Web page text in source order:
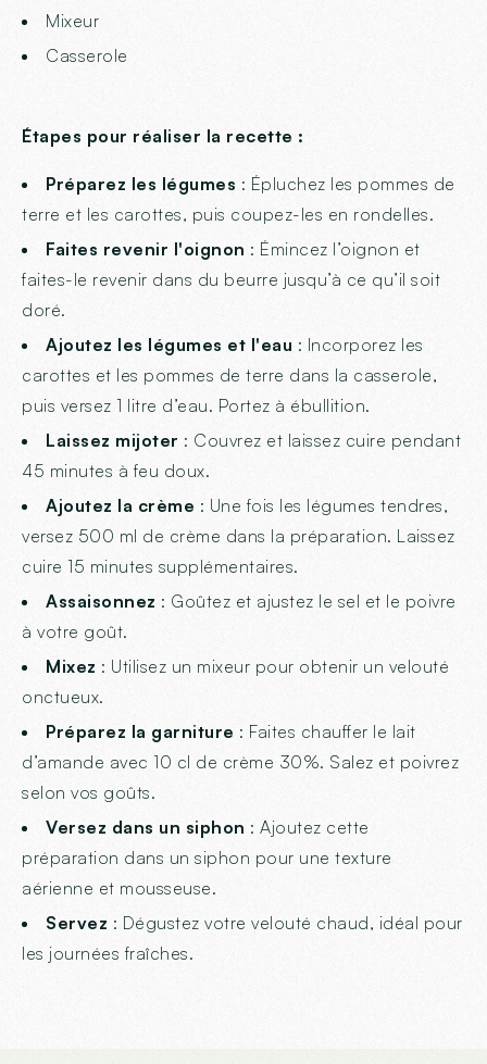
Mixeur
Casserole
Étapes pour réaliser la recette :
Préparez les légumes : Épluchez les pommes de
terre et les carottes, puis coupez-les en rondelles.
Faites revenir l'oignon : Émincez l’oignon et
faites-le revenir dans du beurre jusqu’à ce qu’il soit
doré.
Ajoutez les légumes et l'eau : Incorporez les
carottes et les pommes de terre dans la casserole,
puis versez 1 litre d’eau. Portez à ébullition.
Laissez mijoter : Couvrez et laissez cuire pendant
45 minutes à feu doux.
Ajoutez la crème : Une fois les légumes tendres,
versez 500 ml de crème dans la préparation. Laissez
cuire 15 minutes supplémentaires.
Assaisonnez : Goûtez et ajustez le sel et le poivre
à votre goût.
Mixez : Utilisez un mixeur pour obtenir un velouté
onctueux.
Préparez la garniture : Faites chauffer le lait
d’amande avec 10 cl de crème 30%. Salez et poivrez
selon vos goûts.
Versez dans un siphon : Ajoutez cette
préparation dans un siphon pour une texture
aérienne et mousseuse.
Servez : Dégustez votre velouté chaud, idéal pour
les journées fraîches.